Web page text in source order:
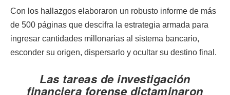
Con los hallazgos elaboraron un robusto informe de más
de 500 páginas que descifra la estrategia armada para
ingresar cantidades millonarias al sistema bancario,
esconder su origen, dispersarlo y ocultar su destino final.
Las tareas de investigación
financiera forense dictaminaron